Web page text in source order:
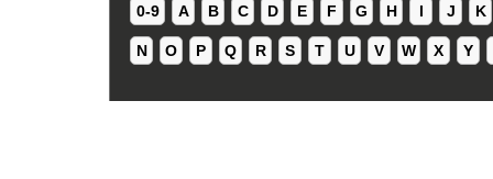
0-9 A B C D E F G H I J K
N O P Q R S T U V W X Y